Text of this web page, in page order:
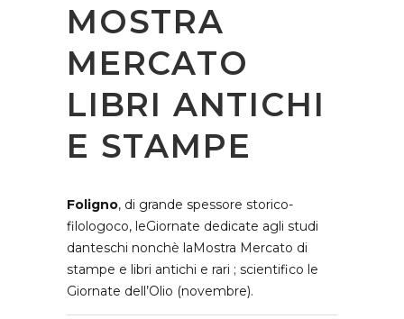
MOSTRA
MERCATO
LIBRI ANTICHI
E STAMPE
Foligno, di grande spessore storico-
filologoco, leGiornate dedicate agli studi
danteschi nonchè laMostra Mercato di
stampe e libri antichi e rari ; scientifico le
Giornate dell’Olio (novembre).